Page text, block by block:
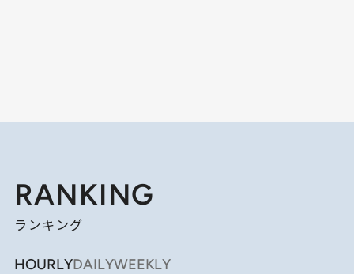
RANKING
ランキング
HOURLYDAILYWEEKLY